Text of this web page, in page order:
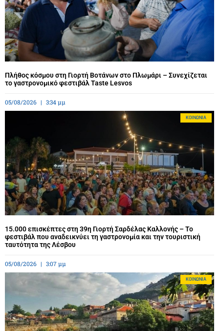
Πλήθος κόσμου στη Γιορτή Βοτάνων στο Πλωμάρι – Συνεχίζεται
το γαστρονομικό φεστιβάλ Taste Lesvos
05/08/2026 3:34 μμ
ΚΟΙΝΩΝΊΑ
15.000 επισκέπτες στη 39η Γιορτή Σαρδέλας Καλλονής – Το
φεστιβάλ που αναδεικνύει τη γαστρονομία και την τουριστική
ταυτότητα της Λέσβου
05/08/2026 3:07 μμ
ΚΟΙΝΩΝΊΑ